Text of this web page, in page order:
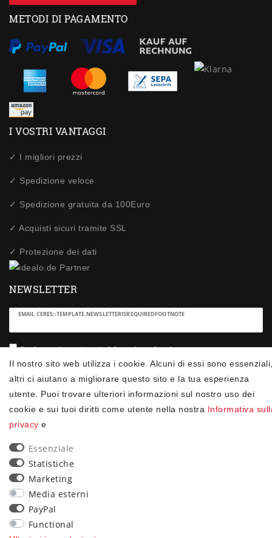
METODI DI PAGAMENTO
I VOSTRI VANTAGGI
✓ I migliori prezzi
✓ Spedizione veloce
✓ Spedizione gratuita da 100Euro
✓ Acquisti sicuri tramite SSL
✓ Protezione dei dati
Il nostro sito web utilizza i cookie. Alcuni di essi sono
altri ci aiutano a migliorare questo sito e la tua esperienza
utente. Puoi trovare ulteriori informazioni sul nostro uso dei
cookie e sui tuoi diritti come utente nella nostra Informativa
privacy e
Essenziale
Statistiche
Marketing
Media esterni
PayPal
Functional
NEWSLETTER
EMAIL CERES::TEMPLATE.NEWSLETTERISREQUIREDFOOTNOTE
Ceres::Template.newsletterHoneypotLabel
Confermo di aver letto laInformativa sulla privacy
.Ceres::Template.newsletterIsRequiredFootnote
Iscriviti
Ceres::Template.newsletterIsRequiredFootnote
90
trees were planted